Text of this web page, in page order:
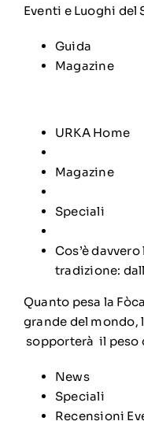
Eventi e Luoghi del
Guida
Magazine
URKA Home
Magazine
Speciali
Cos’è davvero
tradizione:
Quanto pesa la
grande del mondo,
sopporterà il peso
News
Speciali
Recensioni